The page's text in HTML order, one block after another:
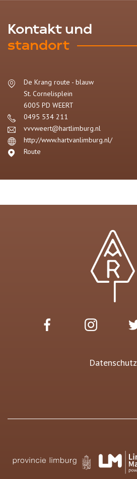
Kontakt und
standort
De Krang route - blauw
St. Cornelisplein
6005 PD WEERT
0495 534 211
vvvweert@hartlimburg.nl
http://www.hartvanlimburg.nl/
Route
Datenschutz